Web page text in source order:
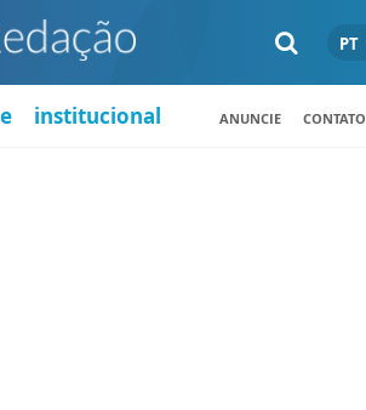
PT
institucional ANUNCIE CONTATO